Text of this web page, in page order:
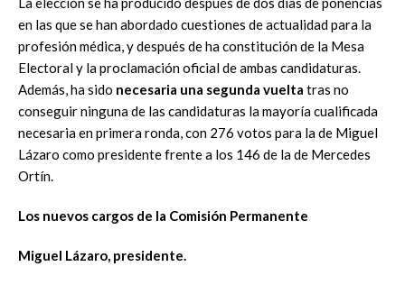
en las que se han abordado cuestiones de actualidad para la
profesión médica, y después de ha constitución de la Mesa
Electoral y la proclamación oficial de ambas candidaturas.
Además, ha sido necesaria una segunda vuelta tras no
conseguir ninguna de las candidaturas la mayoría cualificada
necesaria en primera ronda, con 276 votos para la de Miguel
Lázaro como presidente frente a los 146 de la de Mercedes
Ortín.
Los nuevos cargos de la Comisión Permanente
Miguel Lázaro, presidente.